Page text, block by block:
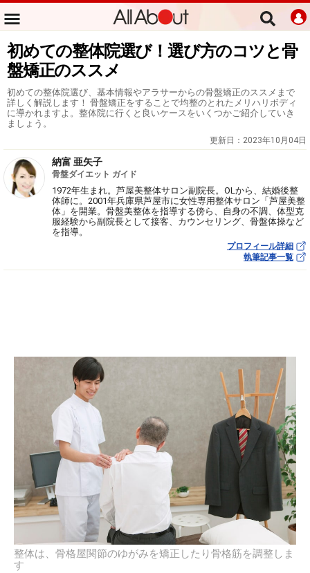
初めての整体院選び！選び方のコツと骨
盤矯正のススメ
初めての整体院選び、基本情報やアラサーからの骨盤矯正のススメまで
詳しく解説します！ 骨盤矯正をすることで均整のとれたメリハリボディ
に導かれますよ。整体院に行くと良いケースをいくつかご紹介していき
ましょう。
更新日： 2023年10月04日
納富 亜矢子
骨盤ダイエット ガイド
1972年生まれ。芦屋美整体サロン副院長。OLから、結婚後整
体師に。2001年兵庫県芦屋市に女性専用整体サロン「芦屋美整
体」を開業。骨盤美整体を指導する傍ら、自身の不調、体型克
服経験から副院長として接客、カウンセリング、骨盤体操など
を指導。
プロフィール詳細
執筆記事一覧
整体は、骨格屋関節のゆがみを矯正したり骨格筋を調整しま
す